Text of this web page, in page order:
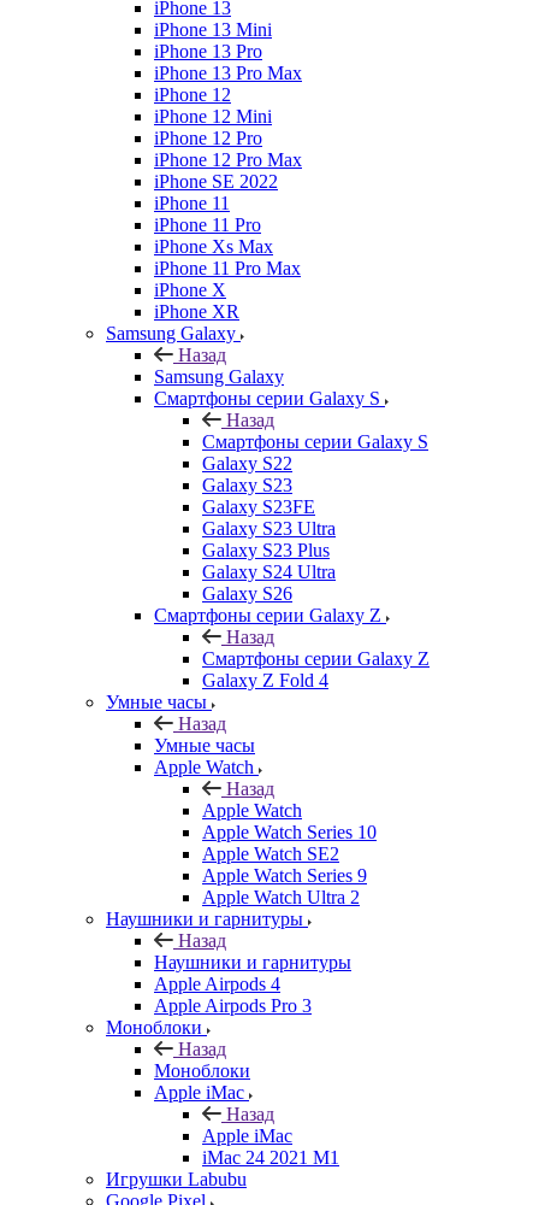
iPhone 13
iPhone 13 Mini
iPhone 13 Pro
iPhone 13 Pro Max
iPhone 12
iPhone 12 Mini
iPhone 12 Pro
iPhone 12 Pro Max
iPhone SE 2022
iPhone 11
iPhone 11 Pro
iPhone Xs Max
iPhone 11 Pro Max
iPhone X
iPhone XR
Samsung Galaxy
Назад
Samsung Galaxy
Смартфоны серии Galaxy S
Назад
Смартфоны серии Galaxy S
Galaxy S22
Galaxy S23
Galaxy S23FE
Galaxy S23 Ultra
Galaxy S23 Plus
Galaxy S24 Ultra
Galaxy S26
Смартфоны серии Galaxy Z
Назад
Смартфоны серии Galaxy Z
Galaxy Z Fold 4
Умные часы
Назад
Умные часы
Apple Watch
Назад
Apple Watch
Apple Watch Series 10
Apple Watch SE2
Apple Watch Series 9
Apple Watch Ultra 2
Наушники и гарнитуры
Назад
Наушники и гарнитуры
Apple Airpods 4
Apple Airpods Pro 3
Моноблоки
Назад
Моноблоки
Apple iMac
Назад
Apple iMac
iMac 24 2021 M1
Игрушки Labubu
Google Pixel